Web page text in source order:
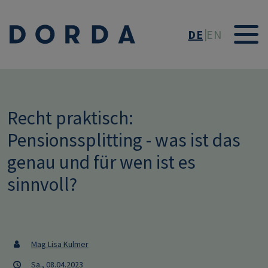
DE EN
Recht praktisch:
Pensionssplitting - was ist das
genau und für wen ist es
sinnvoll?
Mag Lisa Kulmer
Sa., 08.04.2023